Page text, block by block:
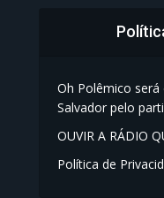
Oh Polêmico
Salvador pelo
OUVIR A RÁDIO
Política de